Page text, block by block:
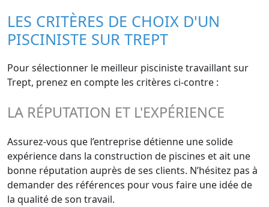
LES CRITÈRES DE CHOIX D'UN
PISCINISTE SUR TREPT
Pour sélectionner le meilleur pisciniste travaillant sur
Trept, prenez en compte les critères ci-contre :
LA RÉPUTATION ET L'EXPÉRIENCE
Assurez-vous que l’entreprise détienne une solide
expérience dans la construction de piscines et ait une
bonne réputation auprès de ses clients. N’hésitez pas à
demander des références pour vous faire une idée de
la qualité de son travail.